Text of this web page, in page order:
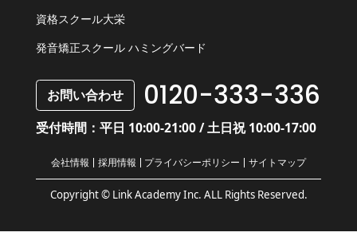
資格スクール大栄
発音矯正スクール ハミングバード
お問い合わせ 0120-333-336
受付時間：平日 10:00-21:00 / 土日祝 10:00-17:00
Copyright © Link Academy Inc. ALL Rights Reserved.
会社情報 採用情報 プライバシーポリシー サイトマップ